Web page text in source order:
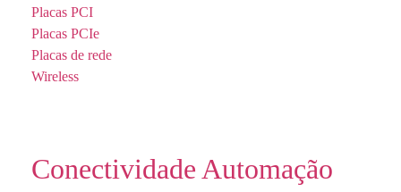
Placas PCI
Placas PCIe
Placas de rede
Wireless
Conectividade Automação